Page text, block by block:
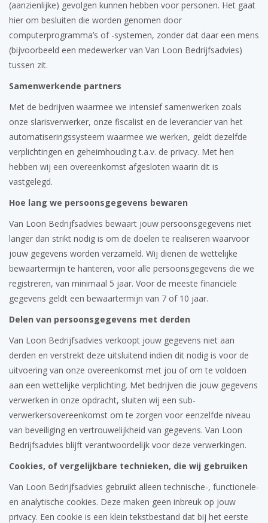
(aanzienlijke) gevolgen kunnen hebben voor personen. Het gaat
hier om besluiten die worden genomen door
computerprogramma’s of -systemen, zonder dat daar een mens
(bijvoorbeeld een medewerker van Van Loon Bedrijfsadvies)
tussen zit.
Samenwerkende partners
Met de bedrijven waarmee we intensief samenwerken zoals
onze slarisverwerker, onze fiscalist en de leverancier van het
automatiseringssysteem waarmee we werken, geldt dezelfde
verplichtingen en geheimhouding t.a.v. de privacy. Met hen
hebben wij een overeenkomst afgesloten waarin dit is
vastgelegd.
Hoe lang we persoonsgegevens bewaren
Van Loon Bedrijfsadvies bewaart jouw persoonsgegevens niet
langer dan strikt nodig is om de doelen te realiseren waarvoor
jouw gegevens worden verzameld. Wij dienen de wettelijke
bewaartermijn te hanteren, voor alle persoonsgegevens die we
registreren, van minimaal 5 jaar. Voor de meeste financiële
gegevens geldt een bewaartermijn van 7 of 10 jaar.
Delen van persoonsgegevens met derden
Van Loon Bedrijfsadvies verkoopt jouw gegevens niet aan
derden en verstrekt deze uitsluitend indien dit nodig is voor de
uitvoering van onze overeenkomst met jou of om te voldoen
aan een wettelijke verplichting. Met bedrijven die jouw gegevens
verwerken in onze opdracht, sluiten wij een sub-
verwerkersovereenkomst om te zorgen voor eenzelfde niveau
van beveiliging en vertrouwelijkheid van gegevens. Van Loon
Bedrijfsadvies blijft verantwoordelijk voor deze verwerkingen.
Cookies, of vergelijkbare technieken, die wij gebruiken
Van Loon Bedrijfsadvies gebruikt alleen technische-, functionele-
en analytische cookies. Deze maken geen inbreuk op jouw
privacy. Een cookie is een klein tekstbestand dat bij het eerste